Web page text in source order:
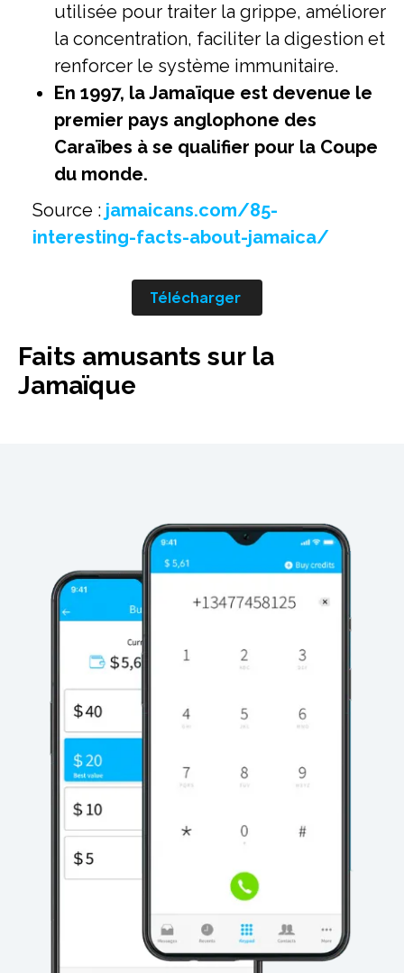
utilisée pour traiter la grippe, améliorer
la concentration, faciliter la digestion et
renforcer le système immunitaire.
En 1997, la Jamaïque est devenue le
premier pays anglophone des
Caraïbes à se qualifier pour la Coupe
du monde.
Source : jamaicans.com/85-
interesting-facts-about-jamaica/
Télécharger
Faits amusants sur la
Jamaïque